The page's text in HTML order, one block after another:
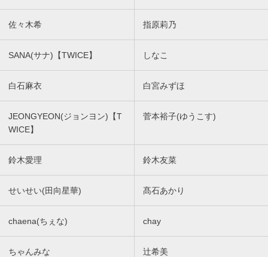
佐々木希 指原莉乃
SANA(サナ)【TWICE】 しなこ
白石麻衣 白宮みずほ
JEONGYEON(ジョンヨン)【T
WICE】
菅本裕子(ゆうこす)
鈴木愛理 鈴木友菜
せいせい(田向星華) 髙石あかり
chaena(ちぇな) chay
ちゃんみな 辻希美